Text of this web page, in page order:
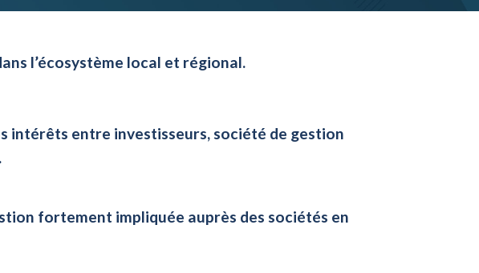
l’écosystème local et régional.
intérêts entre investisseurs, société de gestion
fortement impliquée auprès des sociétés en